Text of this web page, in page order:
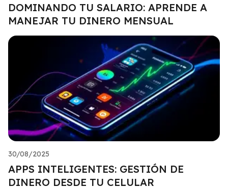
DOMINANDO TU SALARIO: APRENDE A
MANEJAR TU DINERO MENSUAL
30/08/2025
APPS INTELIGENTES: GESTIÓN DE
DINERO DESDE TU CELULAR